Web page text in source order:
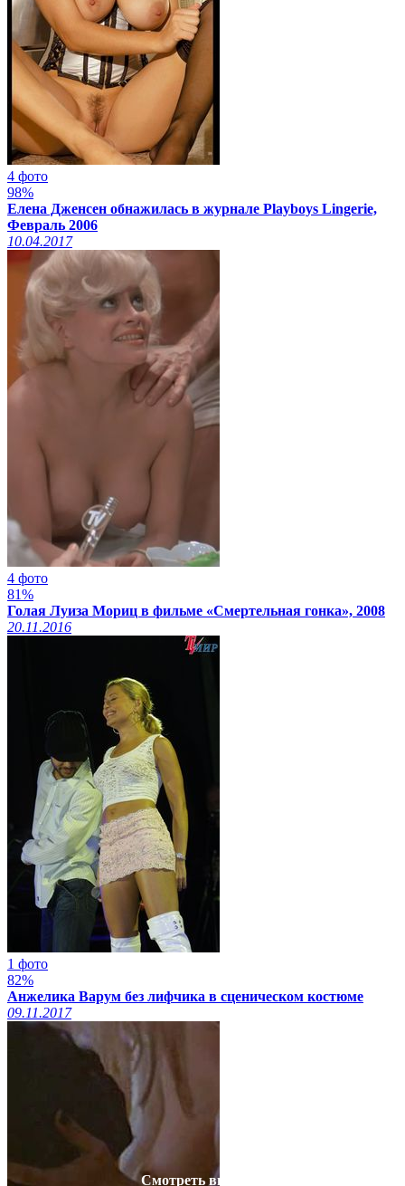
Смотреть видео на
4 фото
98%
Елена Дженсен обнажилась в журнале Playboys Lingerie,
Февраль 2006
10.04.2017
4 фото
81%
Голая Луиза Мориц в фильме «Смертельная гонка», 2008
20.11.2016
1 фото
82%
Анжелика Варум без лифчика в сценическом костюме
09.11.2017